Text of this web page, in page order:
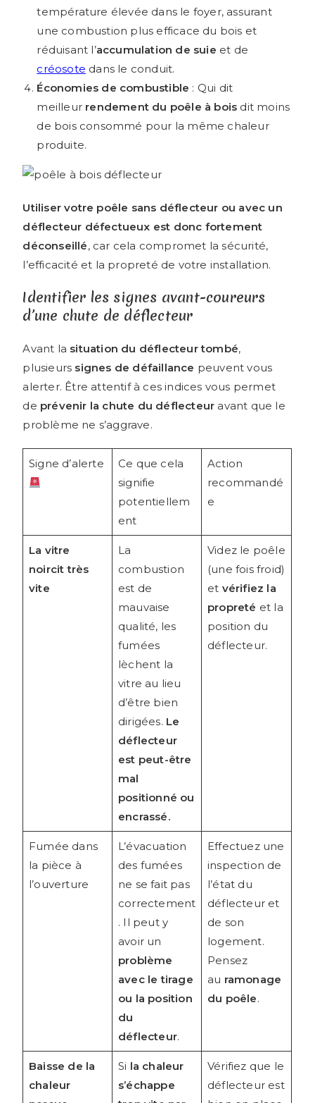
température élevée dans le foyer, assurant
une combustion plus efficace du bois et
réduisant l’accumulation de suie et de
créosote dans le conduit.
Économies de combustible : Qui dit
meilleur rendement du poêle à bois dit moins
de bois consommé pour la même chaleur
produite.
Utiliser votre poêle sans déflecteur ou avec un
déflecteur défectueux est donc fortement
déconseillé, car cela compromet la sécurité,
l’efficacité et la propreté de votre installation.
Identifier les signes avant-coureurs
d’une chute de déflecteur
Avant la situation du déflecteur tombé,
plusieurs signes de défaillance peuvent vous
alerter. Être attentif à ces indices vous permet
de prévenir la chute du déflecteur avant que le
problème ne s’aggrave.
Signe d’alerte
Ce que cela
signifie
potentiellem
ent
Action
recommandé
e
La vitre
noircit très
vite
La
combustion
est de
mauvaise
qualité, les
fumées
lèchent la
vitre au lieu
d’être bien
dirigées. Le
déflecteur
est peut-être
mal
positionné ou
encrassé.
Videz le poêle
(une fois froid)
et vérifiez la
propreté et la
position du
déflecteur.
Fumée dans
la pièce à
l’ouverture
L’évacuation
des fumées
ne se fait pas
correctement
. Il peut y
avoir un
problème
avec le tirage
ou la position
du
déflecteur.
Effectuez une
inspection de
l’état du
déflecteur et
de son
logement.
Pensez
au ramonage
du poêle.
Baisse de la
chaleur
Si la chaleur
s’échappe
Vérifiez que le
déflecteur est